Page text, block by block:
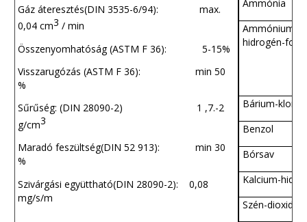
Gáz áteresztés(DIN 3535-6/94): max.
0,04 cm3 / min
Összenyomhatóság (ASTM F 36): 5-15%
Visszarugózás (ASTM F 36): min 50
%
Sűrűség: (DIN 28090-2) 1 ,7.-2
g/cm3
Maradó feszültség(DIN 52 913): min 30
%
Szivárgási együttható(DIN 28090-2): 0,08
mg/s/m
Ammónia
Ammónium-
hidrogén-
Bárium-klorid
Benzol
Bórsav
Kalcium-
Szén-dioxid